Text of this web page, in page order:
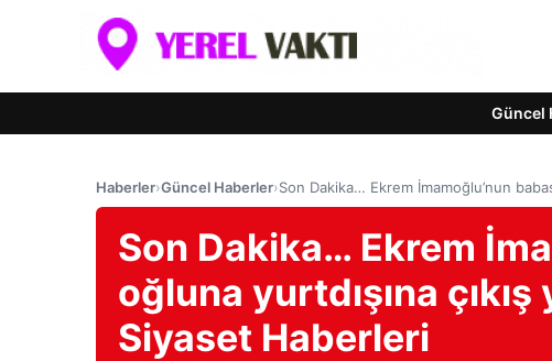
Güncel
Haberler›Güncel Haberler›Son Dakika… Ekrem İmamoğlu’nun
Son Dakika… Ekrem
oğluna yurtdışına
Siyaset Haberleri